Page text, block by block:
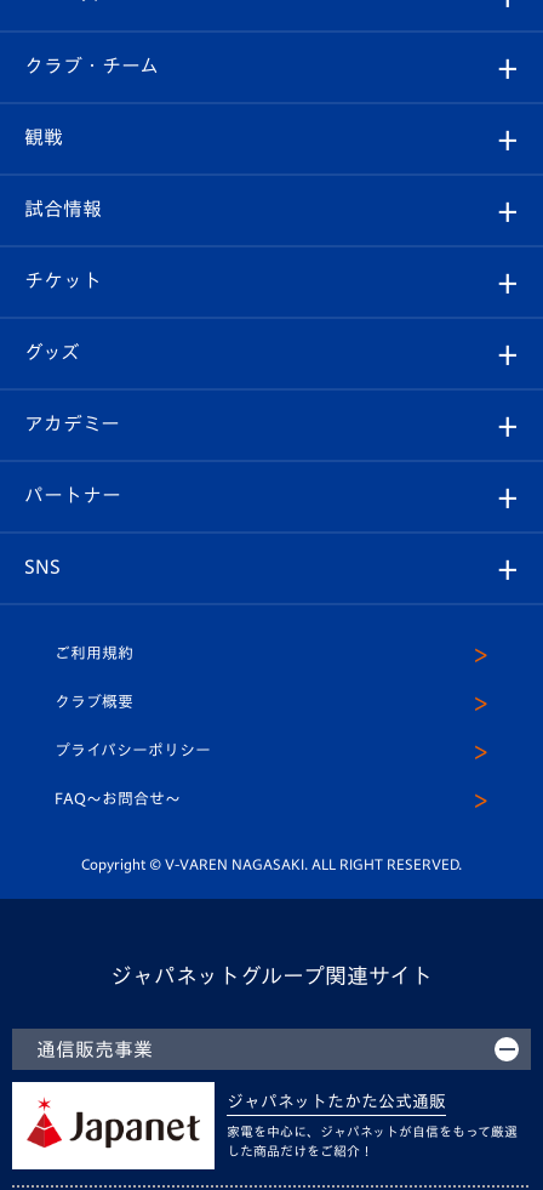
すべて
クラブ
試合情報
チケット
イベント
メディア
ホームタウン
クラブ・チーム
クラブ概要
エンブレム紹介
スタッフプロフィール
マスコット紹介
平和祈念活動
ホームタウン活動
観戦
観戦ルール
はじめての観戦ガイド
Revive Team
ヴィヴィくんの長崎おもてなしガイド
試合情報
試合日程/結果
フォトギャラリー
スタジアムグルメ
チケット
チケット
V-LOVERS（ファンクラブ）
プレイヤーズスイート
グッズ
オンラインショップ
店舗情報
アカデミー
育成からのお知らせ
U-18
スクール
パートナー
SNS
ヴィヴィくんインスタグラム
公式LINE＠
ご利用規約
クラブ概要
プライバシーポリシー
FAQ〜お問合せ〜
Copyright © V-VAREN NAGASAKI. ALL RIGHT RESERVED.
ジャパネットグループ関連サイト
通信販売事業
ジャパネットたかた公式通販
家電を中心に、ジャパネットが自信をもって厳選
した商品だけをご紹介！